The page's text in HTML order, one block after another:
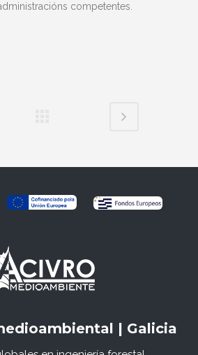
competentes.
| Galicia